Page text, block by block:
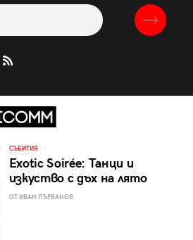
СЪБИТИЯ
Exotic Soirée: Танци и
изкуство с дъх на лято
ОТ ИВАН ПЪРВАНОВ